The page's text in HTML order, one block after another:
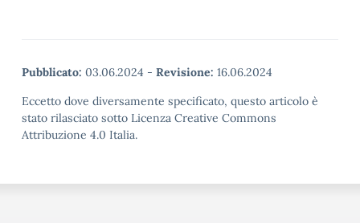
Pubblicato: 03.06.2024 - Revisione: 16.06.2024
Eccetto dove diversamente specificato, questo articolo è
stato rilasciato sotto Licenza Creative Commons
Attribuzione 4.0 Italia.